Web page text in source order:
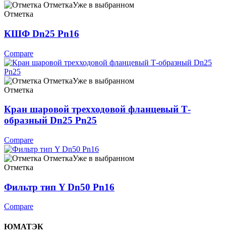
ОтметкаУже в выбранном
Отметка
КШФ Dn25 Pn16
Compare
ОтметкаУже в выбранном
Отметка
Кран шаровой трехходовой фланцевый Т-
образный Dn25 Pn25
Compare
ОтметкаУже в выбранном
Отметка
Фильтр тип Y Dn50 Рn16
Compare
ЮМАТЭК